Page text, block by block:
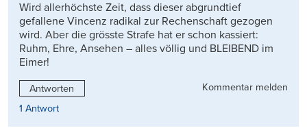
Wird allerhöchste Zeit, dass dieser abgrundtief
gefallene Vincenz radikal zur Rechenschaft gezogen
wird. Aber die grösste Strafe hat er schon kassiert:
Ruhm, Ehre, Ansehen – alles völlig und BLEIBEND im
Eimer!
Antworten
Kommentar melden
1 Antwort